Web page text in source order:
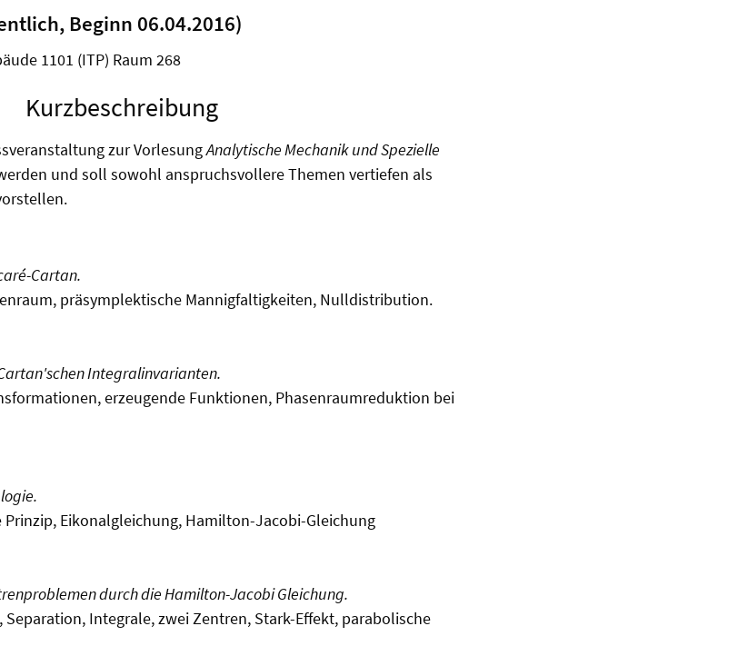
Beginn 06.04.2016)
1101 (ITP) Raum 268
Kurzbeschreibung
zur VorlesungAnalytische Mechanik und Spezielle
und soll sowohl anspruchsvollere Themen vertiefen als
Cartan.
präsymplektische Mannigfaltigkeiten, Nulldistribution.
Integralinvarianten.
erzeugende Funktionen, Phasenraumreduktion bei
Prinzip, Eikonalgleichung, Hamilton-Jacobi-Gleichung
durch die Hamilton-Jacobi Gleichung.
Integrale, zwei Zentren, Stark-Effekt, parabolische